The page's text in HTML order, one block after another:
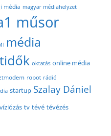
média magyar médiahelyzet
műsor
média
oktatás online média
robot rádió
startup Szalay Dániel
tv tévé tévézés